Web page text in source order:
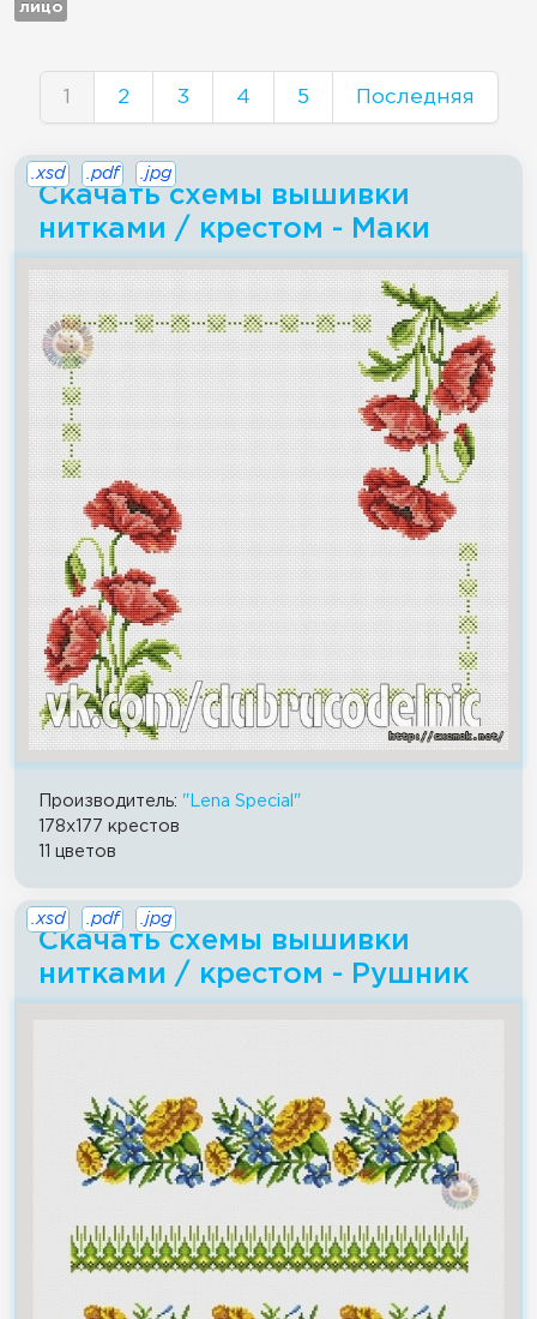
лицо
1 2 3 4 5 Последняя
Скачать схемы вышивки
нитками / крестом - Маки
.xsd .pdf .jpg
Производитель: "Lena Special"
178x177 крестов
11 цветов
Скачать схемы вышивки
нитками / крестом - Рушник
.xsd .pdf .jpg